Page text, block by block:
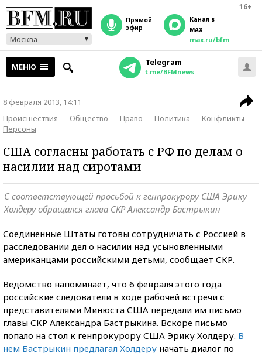
16+
Москва
прямой
эфир
Канал в
MAX
max.ru/bfm
МЕНЮ Telegram
t.me/BFMnews
8 февраля 2013, 14:11
Происшествия
Общество Право Политика
Конфликты
Персоны
США согласны работать с РФ по делам о
насилии над сиротами
С соответствующей просьбой к генпрокурору США Эрику
Холдеру обращался глава СКР Александр Бастрыкин
Соединенные Штаты готовы сотрудничать с Россией в
расследовании дел о насилии над усыновленными
американцами российскими детьми, сообщает СКР.
Ведомство напоминает, что 6 февраля этого года
российские следователи в ходе рабочей встречи с
представителями Минюста США передали им письмо
главы СКР Александра Бастрыкина. Вскоре письмо
попало на стол к генпрокурору США Эрику Холдеру. В
нем Бастрыкин предлагал Холдеру начать диалог по